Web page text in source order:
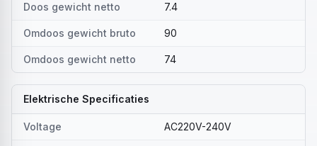
Doos gewicht netto 7.4
Omdoos gewicht bruto 90
Omdoos gewicht netto 74
Elektrische Specificaties
Voltage AC220V-240V